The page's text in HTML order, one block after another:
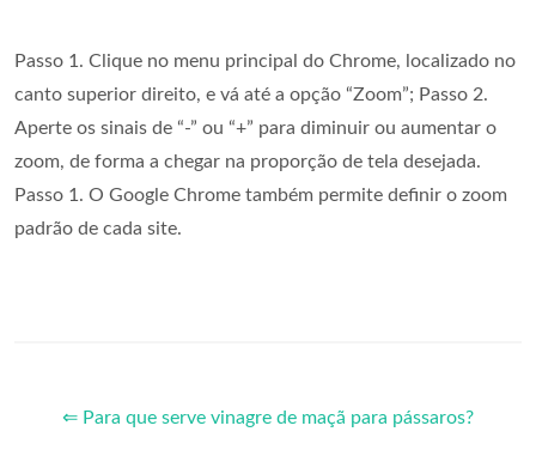
Passo 1. Clique no menu principal do Chrome, localizado no
canto superior direito, e vá até a opção “Zoom”; Passo 2.
Aperte os sinais de “-” ou “+” para diminuir ou aumentar o
zoom, de forma a chegar na proporção de tela desejada.
Passo 1. O Google Chrome também permite definir o zoom
padrão de cada site.
⇐ Para que serve vinagre de maçã para pássaros?